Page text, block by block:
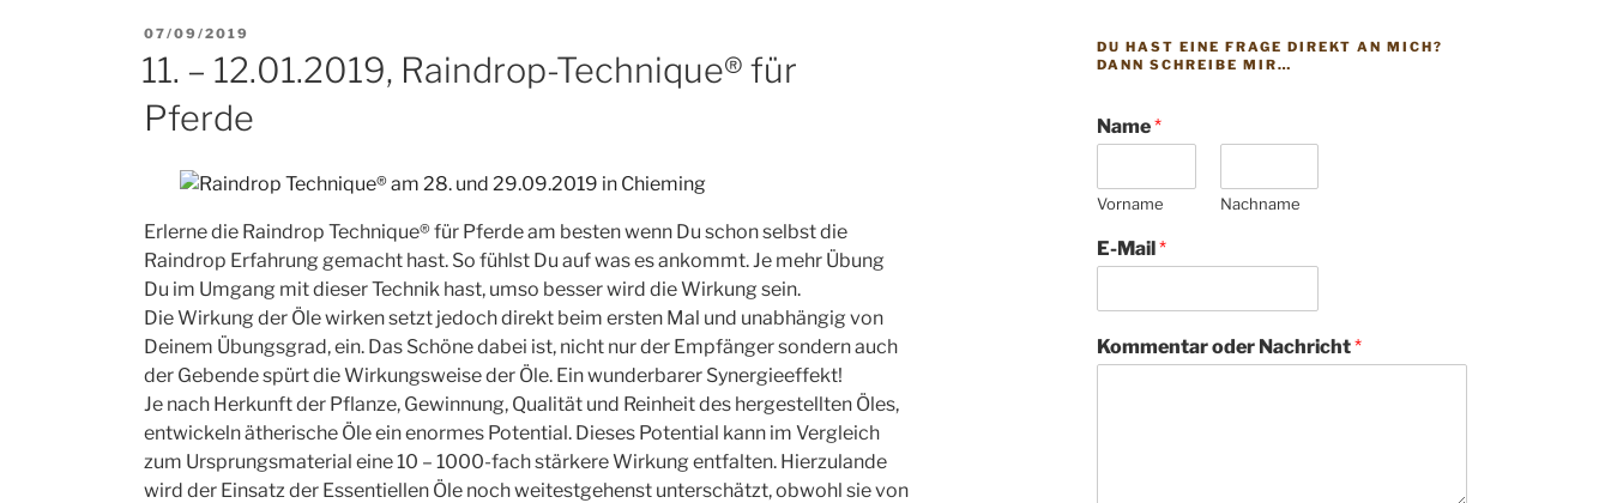
VERÖFFENTLICHT
AM
07/09/2019
11. – 12.01.2019, Raindrop-Technique® für
Pferde
Erlerne die Raindrop Technique® für Pferde am besten wenn Du schon selbst die
Raindrop Erfahrung gemacht hast. So fühlst Du auf was es ankommt. Je mehr Übung
Du im Umgang mit dieser Technik hast, umso besser wird die Wirkung sein.
Die Wirkung der Öle wirken setzt jedoch direkt beim ersten Mal und unabhängig von
Deinem Übungsgrad, ein. Das Schöne dabei ist, nicht nur der Empfänger sondern auch
der Gebende spürt die Wirkungsweise der Öle. Ein wunderbarer Synergieeffekt!
Je nach Herkunft der Pflanze, Gewinnung, Qualität und Reinheit des hergestellten Öles,
entwickeln ätherische Öle ein enormes Potential. Dieses Potential kann im Vergleich
zum Ursprungsmaterial eine 10 – 1000-fach stärkere Wirkung entfalten. Hierzulande
wird der Einsatz der Essentiellen Öle noch weitestgehenst unterschätzt, obwohl sie von
DU HAST EINE FRAGE DIREKT AN MICH?
DANN SCHREIBE MIR…
Name*
Vorname Nachname
E-Mail*
Kommentar oder Nachricht*